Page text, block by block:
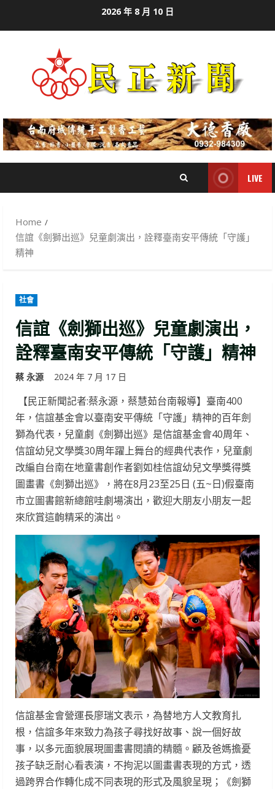
2026 年 8 月 10 日
LIVE
Home
信誼《劍獅出巡》兒童劇演出，詮釋臺南安平傳統「守護」
精神
社會
信誼《劍獅出巡》兒童劇演出，
詮釋臺南安平傳統「守護」精神
蔡 永源 2024 年 7 月 17 日
【民正新聞記者:蔡永源，蔡慧茹台南報導】臺南400
年，信誼基金會以臺南安平傳統「守護」精神的百年劍
獅為代表，兒童劇《劍獅出巡》是信誼基金會40周年、
信誼幼兒文學獎30周年躍上舞台的經典代表作，兒童劇
改編自台南在地童書創作者劉如桂信誼幼兒文學獎得獎
圖畫書《劍獅出巡》，將在8月23至25日 (五~日)假臺南
市立圖書館新總館哇劇場演出，歡迎大朋友小朋友一起
來欣賞這齣精采的演出。
信誼基金會營運長廖瑞文表示，為替地方人文教育扎
根，信誼多年來致力為孩子尋找好故事、說一個好故
事，以多元面貌展現圖畫書閱讀的精髓。顧及爸媽擔憂
孩子缺乏耐心看表演，不拘泥以圖畫書表現的方式，透
過跨界合作轉化成不同表現的形式及風貌呈現；《劍獅